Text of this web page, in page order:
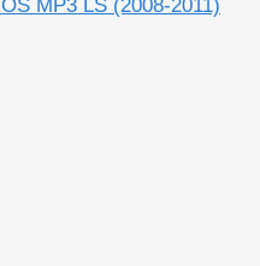
MP3 LS (2008-2011)